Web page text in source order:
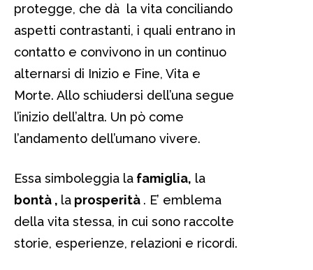
protegge, che dà la vita conciliando
aspetti contrastanti, i quali entrano in
contatto e convivono in un continuo
alternarsi di Inizio e Fine, Vita e
Morte. Allo schiudersi dell’una segue
l’inizio dell’altra. Un pò come
l’andamento dell’umano vivere.
Essa simboleggia la famiglia, la
bontà , la prosperità . E’ emblema
della vita stessa, in cui sono raccolte
storie, esperienze, relazioni e ricordi.